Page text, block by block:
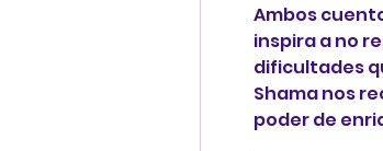
Ambos
inspira a no
dificultades
Shama nos
poder de